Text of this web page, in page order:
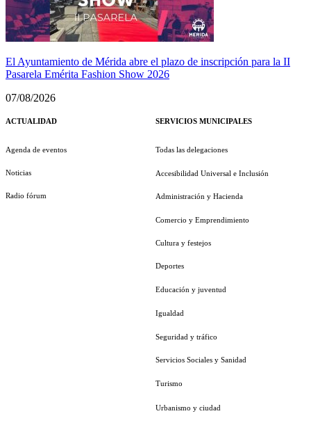
El Ayuntamiento de Mérida abre el plazo de inscripción para la II
Pasarela Emérita Fashion Show 2026
07/08/2026
ACTUALIDAD
Agenda de eventos
Noticias
Radio fórum
SERVICIOS MUNICIPALES
Todas las delegaciones
Accesibilidad Universal e Inclusión
Administración y Hacienda
Comercio y Emprendimiento
Cultura y festejos
Deportes
Educación y juventud
Igualdad
Seguridad y tráfico
Servicios Sociales y Sanidad
Turismo
Urbanismo y ciudad